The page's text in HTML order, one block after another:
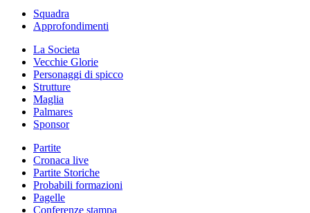
Squadra
Approfondimenti
La Societa
Vecchie Glorie
Personaggi di spicco
Strutture
Maglia
Palmares
Sponsor
Partite
Cronaca live
Partite Storiche
Probabili formazioni
Pagelle
Conferenze stampa